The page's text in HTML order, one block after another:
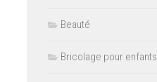
Beauté
Bricolage pour enfants